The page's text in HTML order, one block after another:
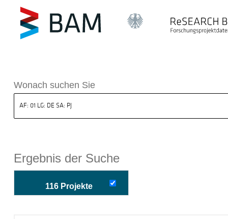
BAM
Wonach suchen Sie
Ergebnis der Suche
116 Projekte